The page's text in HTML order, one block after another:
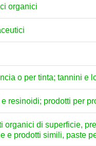
organici
o per tinta; tannini e
resinoidi; prodotti per
organici di superficie,
e prodotti simili, paste